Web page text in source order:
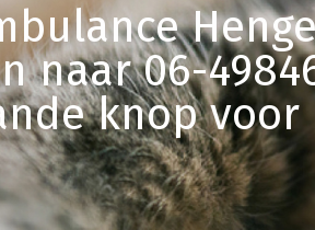
naar 06-
knop voor